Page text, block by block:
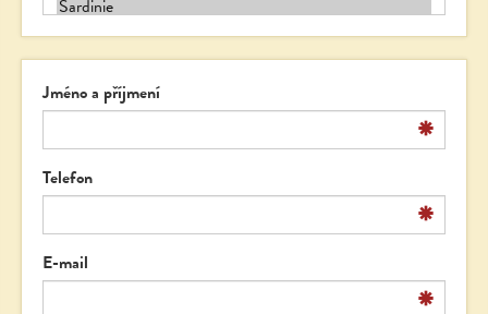
Jméno a příjmení
*
Telefon
*
E-mail
*